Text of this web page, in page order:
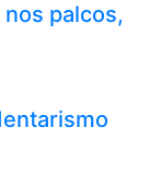
palcos,